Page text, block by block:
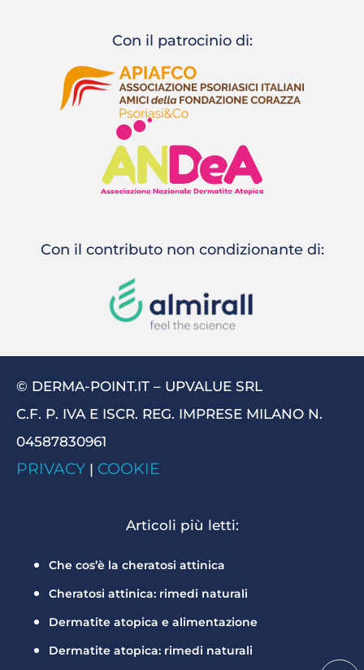
Con il patrocinio di:
Con il contributo non condizionante di:
© DERMA-POINT.IT – UPVALUE SRL
C.F. P. IVA E ISCR. REG. IMPRESE MILANO N.
04587830961
PRIVACY | COOKIE
Articoli più letti:
Che cos’è la cheratosi attinica
Cheratosi attinica: rimedi naturali
Dermatite atopica e alimentazione
Dermatite atopica: rimedi naturali